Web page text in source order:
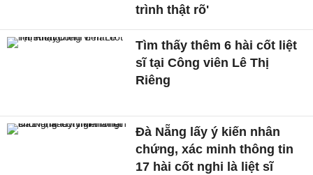
trình thật rõ'
Tìm thấy thêm 6 hài cốt liệt
sĩ tại Công viên Lê Thị
Riêng
Đà Nẵng lấy ý kiến nhân
chứng, xác minh thông tin
17 hài cốt nghi là liệt sĩ